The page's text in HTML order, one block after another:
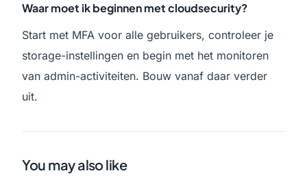
Waar moet ik beginnen met cloudsecurity?
Start met MFA voor alle gebruikers, controleer je
storage-instellingen en begin met het monitoren
van admin-activiteiten. Bouw vanaf daar verder
uit.
You may also like